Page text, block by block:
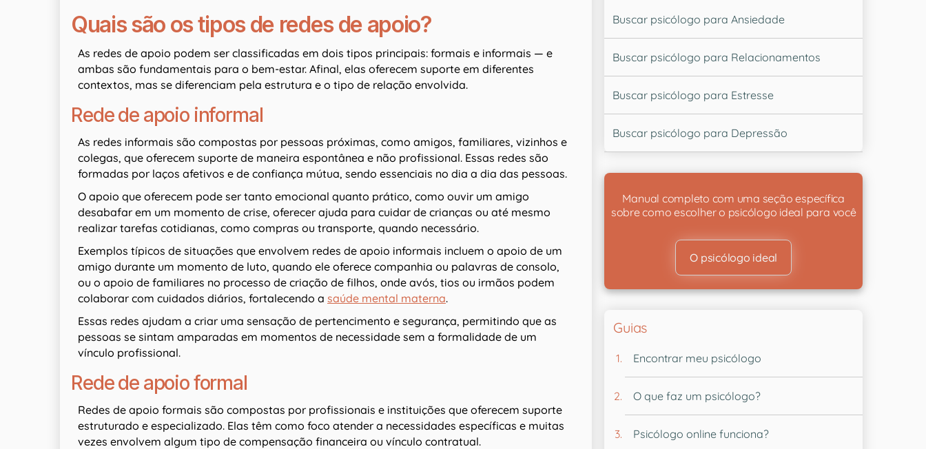
Quais são os tipos de redes de apoio?
As redes de apoio podem ser classificadas em dois tipos principais: formais e informais — e
ambas são fundamentais para o bem-estar. Afinal, elas oferecem suporte em diferentes
contextos, mas se diferenciam pela estrutura e o tipo de relação envolvida.
Rede de apoio informal
As redes informais são compostas por pessoas próximas, como amigos, familiares, vizinhos e
colegas, que oferecem suporte de maneira espontânea e não profissional. Essas redes são
formadas por laços afetivos e de confiança mútua, sendo essenciais no dia a dia das pessoas.
O apoio que oferecem pode ser tanto emocional quanto prático, como ouvir um amigo
desabafar em um momento de crise, oferecer ajuda para cuidar de crianças ou até mesmo
realizar tarefas cotidianas, como compras ou transporte, quando necessário.
Exemplos típicos de situações que envolvem redes de apoio informais incluem o apoio de um
amigo durante um momento de luto, quando ele oferece companhia ou palavras de consolo,
ou o apoio de familiares no processo de criação de filhos, onde avós, tios ou irmãos podem
colaborar com cuidados diários, fortalecendo a saúde mental materna.
Essas redes ajudam a criar uma sensação de pertencimento e segurança, permitindo que as
pessoas se sintam amparadas em momentos de necessidade sem a formalidade de um
vínculo profissional.
Rede de apoio formal
Redes de apoio formais são compostas por profissionais e instituições que oferecem suporte
estruturado e especializado. Elas têm como foco atender a necessidades específicas e muitas
vezes envolvem algum tipo de compensação financeira ou vínculo contratual.
Buscar psicólogo para Ansiedade
Buscar psicólogo para Relacionamentos
Buscar psicólogo para Estresse
Buscar psicólogo para Depressão
Manual completo com uma seção específica
sobre como escolher o psicólogo ideal para você
O psicólogo ideal
Guias
Encontrar meu psicólogo
O que faz um psicólogo?
Psicólogo online funciona?